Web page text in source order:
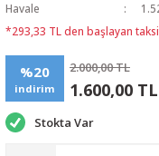
Havale
*293,33 TL den başlayan
%20
indirim
2.000,00 TL
1.600,00 TL
Stokta Var